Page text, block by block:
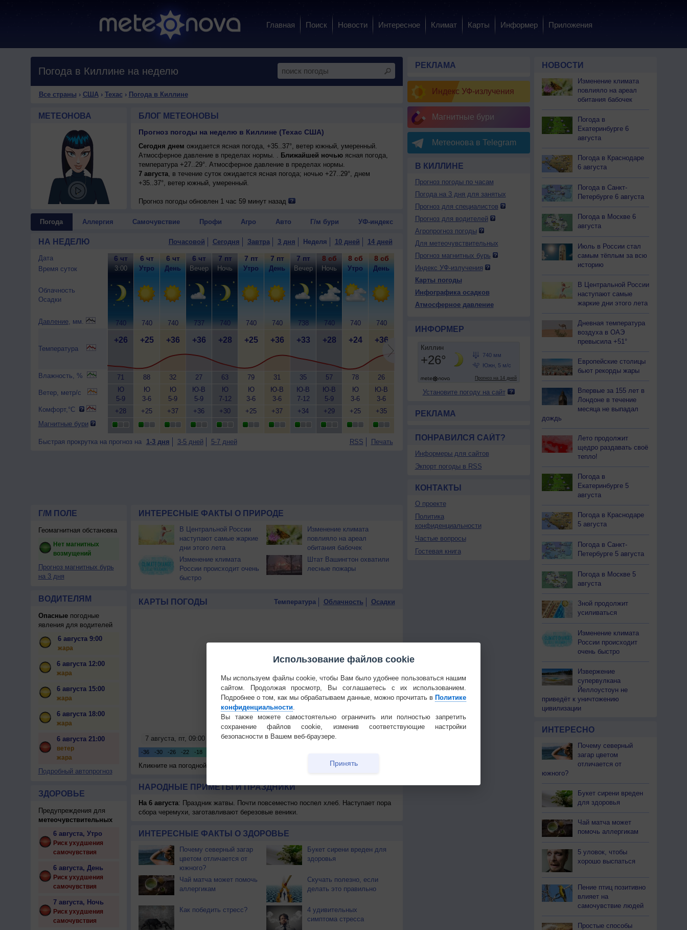
Главная Поиск Новости Интересное Климат Карты Информер Приложения
Погода в Киллине на неделю
Все страны › США› Техас› Погода в Киллине
МЕТЕОНОВА БЛОГ МЕТЕОНОВЫ
Прогноз погоды на неделю в Киллине (Техас США)
Сегодня днем ожидается ясная погода, +35..37°, ветер южный, умеренный.
Атмосферное давление в пределах нормы. . Ближайшей ночьюясная погода,
температура +27..29°. Атмосферное давление в пределах нормы.
7 августа, в течение суток ожидается ясная погода; ночью +27..29°, днем
+35..37°, ветер южный, умеренный.
Прогноз погоды обновлен 1 час 59 минут назад
Погода Аллергия Самочувствие Профи Агро Авто Г/м бури УФ-индекс
НА НЕДЕЛЮ Почасовой Сегодня Завтра 3 дня Неделя 10 дней 14 дней
Дата
Время суток
Облачность
Осадки
Давление, мм.
Температура
Влажность, %
Ветер, метр/с
Комфорт,°C
Магнитные бури
6 чт
3:00
740
+26
71
Ю
5-9
+28
6 чт
Утро
740
+25
88
Ю
3-6
+25
6 чт
День
740
+36
32
Ю
5-9
+37
6 чт
Вечер
737
+36
27
Ю-В
5-9
+36
7 пт
Ночь
740
+28
63
Ю
7-12
+30
7 пт
Утро
740
+25
79
Ю
3-6
+25
7 пт
День
740
+36
31
Ю-В
3-6
+37
7 пт
Вечер
738
+33
35
Ю-В
7-12
+34
8 сб
Ночь
740
+28
57
Ю-В
5-9
+29
8 сб
Утро
740
+24
78
Ю
3-6
+25
8 сб
День
740
+36
26
Ю-В
3-6
+35
8 сб
Вечер
9 вс
Ночь
65
Ю-В
+27
9 вс
Утро
Ю
+24
9 вс
День
33
Ю-В
36
Ю
10 пн
+27
Ю-В
10 пн
740
+24
83
Ю
3-6
10 пн
День
739
+36
Ю-В
5-9
+37
10 пн
736
+38
Ю
3-6
+38
11 вт
739
Ю
7-12
+30
Быстрая прокрутка на прогноз на 1-3 дня 3-5 дней 5-7 дней RSS Печать
Г/М ПОЛЕ
Геомагнитная обстановка
Нет магнитных
возмущений
Прогноз магнитных бурь
на 3 дня
ВОДИТЕЛЯМ
Опасныепогодные
явления для водителей
6 августа 9:00
жара
6 августа 12:00
жара
6 августа 15:00
жара
6 августа 18:00
жара
6 августа 21:00
ветер
жара
Подробный автопрогноз
ЗДОРОВЬЕ
Предупреждения для
метеочувствительных
6 августа, Утро
Риск ухудшения
самочувствия
6 августа, День
Риск ухудшения
самочувствия
7 августа, Ночь
Риск ухудшения
самочувствия
ИНТЕРЕСНЫЕ ФАКТЫ О ПРИРОДЕ
В Центральной России
наступают самые жаркие
дни этого лета
Изменение климата
повлияло на ареал
обитания бабочек
Изменение климата
России происходит очень
быстро
Штат Вашингтон охватили
лесные пожары
КАРТЫ ПОГОДЫ Температура Облачность Осадки
Кликните на погодной карте для получения подробных данных
НАРОДНЫЕ ПРИМЕТЫ И ПРАЗДНИКИ
На 6 августа: Праздник жатвы. Почти повсеместно поспел хлеб. Наступает пора
сбора черемухи, заготавливают березовые веники.
ИНТЕРЕСНЫЕ ФАКТЫ О ЗДОРОВЬЕ
Почему северный загар
цветом отличается от
южного?
Букет сирени вреден для
здоровья
Чай матча может помочь
аллергикам
Скучать полезно, если
делать это правильно
Как победить стресс?
4 удивительных
симптома стресса
РЕКЛАМА
Индекс УФ-излучения
Магнитные бури
Метеонова в Telegram
В КИЛЛИНЕ
Прогноз погоды по часам
Погода на 3 дня для занятых
Прогноз для специалистов
Прогноз для водителей
Агропрогноз погоды
Для метеочувствительных
Прогноз магнитных бурь
Индекс УФ-излучения
Карты погоды
Инфографика осадков
Атмосферное давление
ИНФОРМЕР
Установите погоду на сайт
РЕКЛАМА
ПОНРАВИЛСЯ САЙТ?
Информеры для сайтов
Экпорт погоды в RSS
КОНТАКТЫ
О проекте
Политика
конфиденциальности
Частые вопросы
Гостевая книга
НОВОСТИ
Изменение климата
повлияло на ареал
обитания бабочек
Погода в
Екатеринбурге 6
августа
Погода в Краснодаре
6 августа
Погода в Санкт-
Петербурге 6 августа
Погода в Москве 6
августа
Июль в России стал
самым тёплым за всю
историю
В Центральной России
наступают самые
жаркие дни этого лета
Дневная температура
воздуха в ОАЭ
превысила +51°
Европейские столицы
бьют рекорды жары
Впервые за 155 лет в
Лондоне в течение
месяца не выпадал
дождь
Лето продолжит
щедро раздавать своё
тепло!
Погода в
Екатеринбурге 5
августа
Погода в Краснодаре
5 августа
Погода в Санкт-
Петербурге 5 августа
Погода в Москве 5
августа
Зной продолжит
усиливаться
Изменение климата
России происходит
очень быстро
Извержение
супервулкана
Йеллоустоун не
приведёт к уничтожению
цивилизации
ИНТЕРЕСНО
Почему северный
загар цветом
отличается от
южного?
Букет сирени вреден
для здоровья
Чай матча может
помочь аллергикам
5 уловок, чтобы
хорошо выспаться
Пение птиц позитивно
влияет на
самочувствие людей
Простые способы
Использование файлов cookie
Мы используем файлы cookie, чтобы Вам было удобнее пользоваться нашим
сайтом. Продолжая просмотр, Вы соглашаетесь с их использованием.
Подробнее о том, как мы обрабатываем данные, можно прочитать в Политике
конфиденциальности.
Вы также можете самостоятельно ограничить или полностью запретить
сохранение файлов cookie, изменив соответствующие настройки
безопасности в Вашем веб-браузере.
Принять